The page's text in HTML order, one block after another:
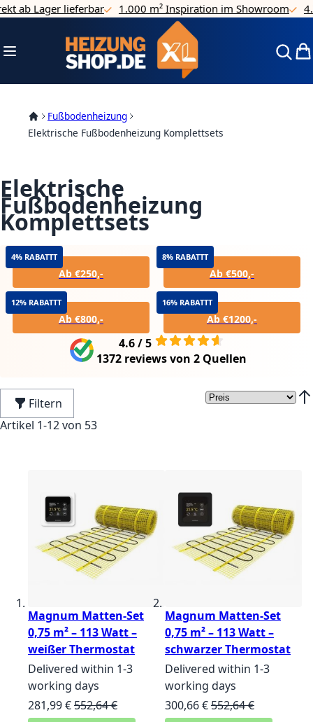
Direkt zum Inhalt
Lager lieferbar 1.000 m² Inspiration im Showroom 4.7/5
Navigation umschalten
Fußbodenheizung
Elektrische Fußbodenheizung Komplettsets
Elektrische
Fußbodenheizung
Komplettsets
4% RABATTT
Ab €250,-
8% RABATTT
Ab €500,-
12% RABATTT
Ab €800,-
16% RABATTT
Ab €1200,-
4.6 / 5
1372 reviewsvon 2 Quellen
Filtern
Artikel 1-12von 53
Magnum Matten-Set
0,75 m² – 113 Watt –
weißer Thermostat
Delivered within 1-3
working days
Sonderangebot
281,99 €Normalpreis
552,64 €
Magnum Matten-Set
0,75 m² – 113 Watt –
schwarzer Thermostat
Delivered within 1-3
working days
Sonderangebot
300,66 €Normalpreis
552,64 €